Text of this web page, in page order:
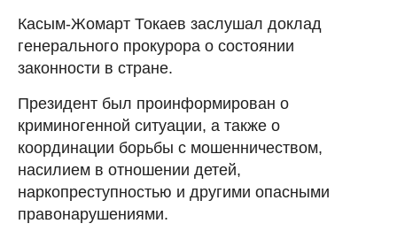
Касым-Жомарт Токаев заслушал доклад
генерального прокурора о состоянии
законности в стране.
Президент был проинформирован о
криминогенной ситуации, а также о
координации борьбы с мошенничеством,
насилием в отношении детей,
наркопреступностью и другими опасными
правонарушениями.